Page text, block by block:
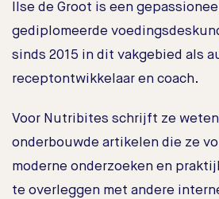
Ilse de Groot is een
gediplomeerde
sinds 2015 in dit vakgebied als
receptontwikkelaar en coach.
Voor Nutribites schrijft ze
onderbouwde artikelen die ze
moderne onderzoeken en
te overleggen met andere